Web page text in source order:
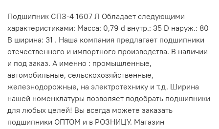
Подшипник СПЗ-4 1607 Л Обладает следующими
характеристиками: Масса: 0,79 d внутр.: 35 D наруж.: 80
В ширина: 31 . Наша компания предлагает подшипники
отечественного и импортного производства. В наличии
и под заказ. А именно : промышленные,
автомобильные, сельскохозяйственные,
железнодорожные, на электротехнику и т.д. Ширина
нашей номенклатуры позволяет подобрать подшипники
для любых целей! Вы всегда можете заказать
подшипники ОПТОМ и в РОЗНИЦУ. Магазин